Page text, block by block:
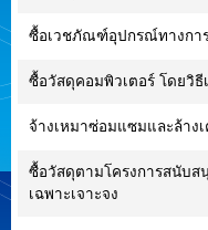
ซื้อเวชภัณฑ์อุปกรณ์ทางกา
ซื้อวัสดุคอมพิวเตอร์ โดยวิธี
จ้างเหมาซ่อมแซมและล้าง
ซื้อวัสดุตามโครงการสนับส
เฉพาะเจาะจง